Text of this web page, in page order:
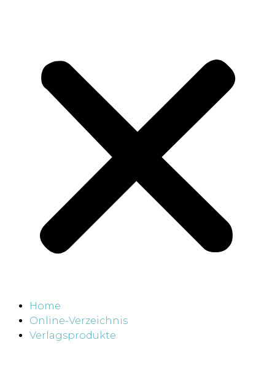
Home
Online-Verzeichnis
Verlagsprodukte